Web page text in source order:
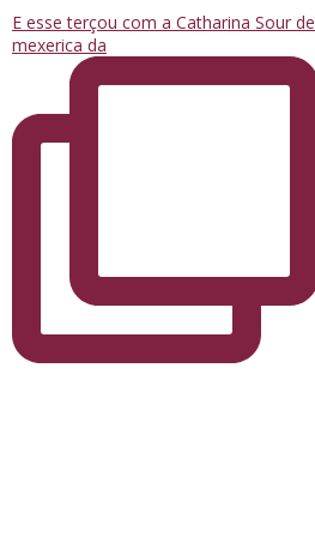
E esse terçou com a Catharina Sour de
mexerica da